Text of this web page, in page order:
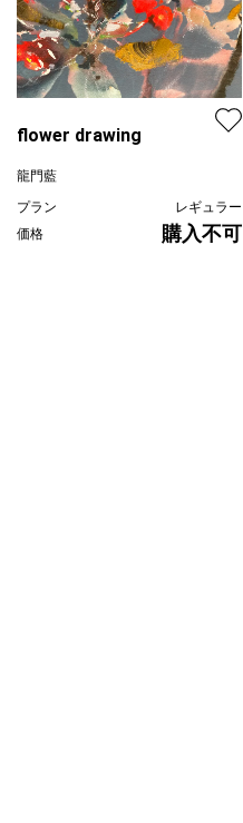
flower drawing
龍門藍
プラン
レギュラー
価格
購入不可